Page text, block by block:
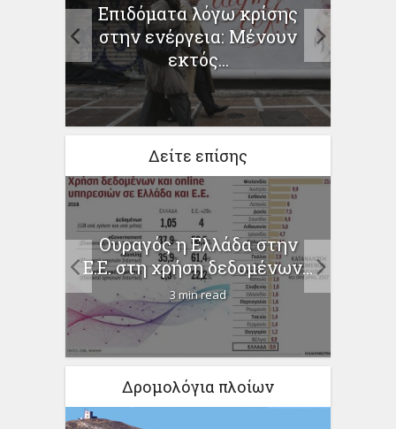
Επιδόματα λόγω κρίσης
στην ενέργεια: Μένουν
εκτός...
Δείτε επίσης
Ουραγός η Ελλάδα στην
Ε.Ε. στη χρήση δεδομένων...
3 min read
Δρομολόγια πλοίων